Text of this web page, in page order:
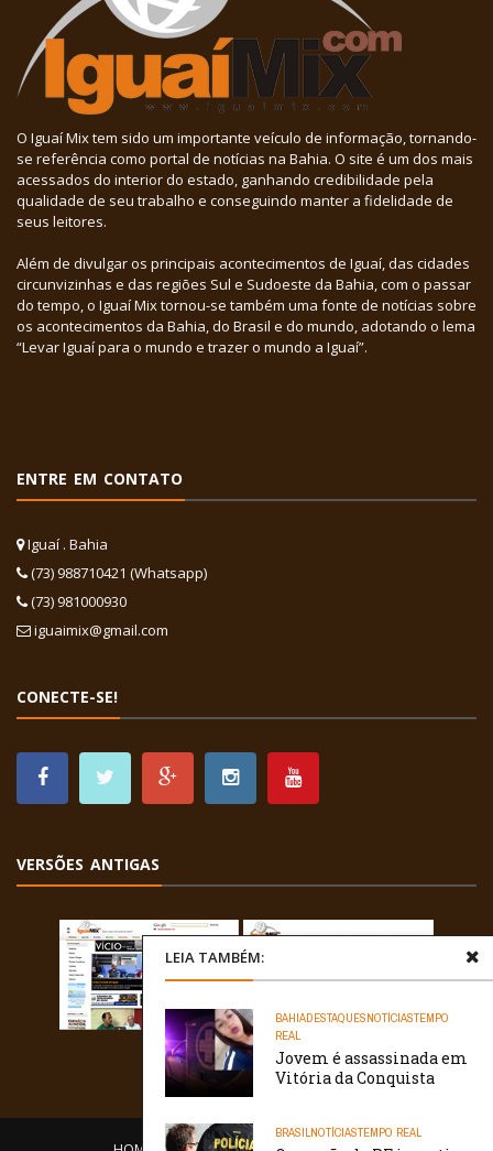
LEIA TAMBÉM:
BAHIADESTAQUESNOTÍCIASTEMPO
REAL
Jovem é assassinada em
Vitória da Conquista
BRASILNOTÍCIASTEMPO REAL
O Iguaí Mix tem sido um importante veículo de informação, tornando-
se referência como portal de notícias na Bahia. O site é um dos mais
acessados do interior do estado, ganhando credibilidade pela
qualidade de seu trabalho e conseguindo manter a fidelidade de
seus leitores.
Além de divulgar os principais acontecimentos de Iguaí, das cidades
circunvizinhas e das regiões Sul e Sudoeste da Bahia, com o passar
do tempo, o Iguaí Mix tornou-se também uma fonte de notícias sobre
os acontecimentos da Bahia, do Brasil e do mundo, adotando o lema
“Levar Iguaí para o mundo e trazer o mundo a Iguaí”.
ENTRE EM CONTATO
Iguaí . Bahia
(73) 988710421 (Whatsapp)
(73) 981000930
iguaimix@gmail.com
CONECTE-SE!
VERSÕES ANTIGAS